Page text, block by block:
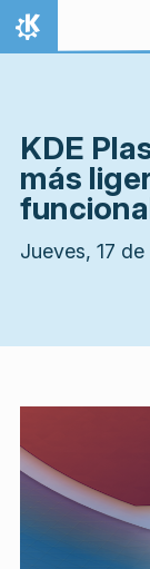
Ir al contenido
Inicio
KDE
más
Jueves, 17